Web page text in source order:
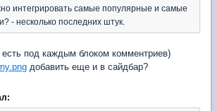
интегрировать самые популярные и самые
- несколько последних штук.
есть под каждым блоком комментриев)
добавить еще и в сайдбар?